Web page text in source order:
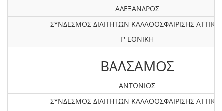
ΑΛΕΞΑΝΔΡΟΣ
ΣΥΝΔΕΣΜΟΣ ΔΙΑΙΤΗΤΩΝ ΚΑΛΑΘΟΣΦΑΙΡΙΣΗΣ
Γ' ΕΘΝΙΚΗ
ΒΑΛΣΑΜΟΣ
ΑΝΤΩΝΙΟΣ
ΣΥΝΔΕΣΜΟΣ ΔΙΑΙΤΗΤΩΝ ΚΑΛΑΘΟΣΦΑΙΡΙΣΗΣ